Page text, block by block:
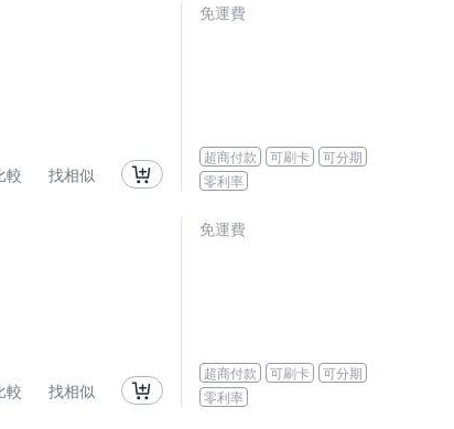
較 找相似
免運費
超商付款 可刷卡
可分期
零利率
較 找相似
免運費
超商付款 可刷卡
可分期
零利率